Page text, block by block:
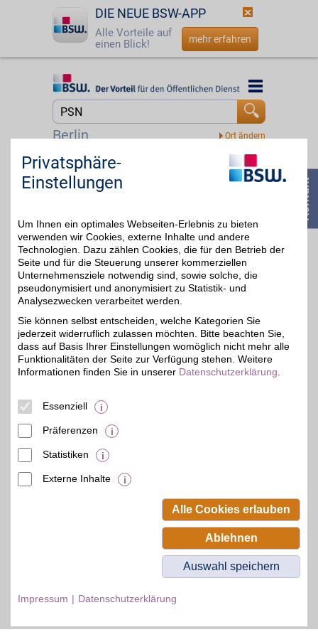
DIE NEUE BSW-APP
Alle Vorteile auf
einen Blick!
mehr erfahren
Startseite
☎ 0800 - 279 25 82
Berlin
Startseite
GameLaden
Alles für den Spielspaß:
Gamecards zu besonders
attraktiven Preisen
bequem beim
kompetenten
Onlinehändler bestellen.
Dank BSW-Vorteil extra
sparen.
Zum Partnerprofil
© BSW Verbraucher-Service
Privatsphäre-
Einstellungen
Um Ihnen ein optimales Webseiten-Erlebnis zu bieten
verwenden wir Cookies, externe Inhalte und andere
Technologien. Dazu zählen Cookies, die für den Betrieb der
Seite und für die Steuerung unserer kommerziellen
Unternehmensziele notwendig sind, sowie solche, die
pseudonymisiert und anonymisiert zu Statistik- und
Analysezwecken verarbeitet werden.
Sie können selbst entscheiden, welche Kategorien Sie
jederzeit widerruflich zulassen möchten. Bitte beachten Sie,
dass auf Basis Ihrer Einstellungen womöglich nicht mehr alle
Funktionalitäten der Seite zur Verfügung stehen. Weitere
Informationen finden Sie in unserer Datenschutzerklärung
Essenziell
Präferenzen
Statistiken
Externe Inhalte
Alle Cookies erlauben
Ablehnen
Auswahl speichern
Impressum Datenschutzerklärung